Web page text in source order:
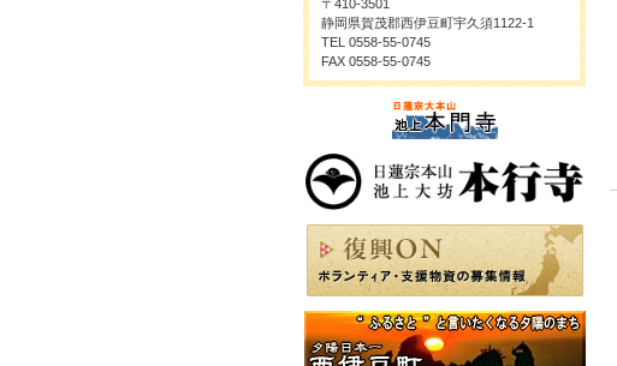
〒410-3501
静岡県賀茂郡西伊豆町宇久須1122-1
TEL 0558-55-0745
FAX 0558-55-0745